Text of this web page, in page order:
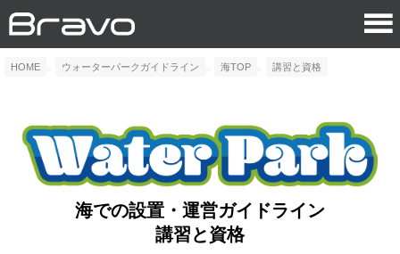
HOME ウォーターパークガイドライン 海TOP 講習と資格
海での設置・運営ガイドライン
講習と資格